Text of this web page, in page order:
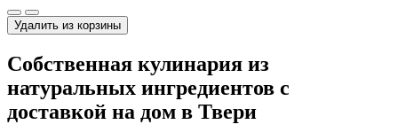
Удалить из корзины
Собственная кулинария из
натуральных ингредиентов с
доставкой на дом в Твери